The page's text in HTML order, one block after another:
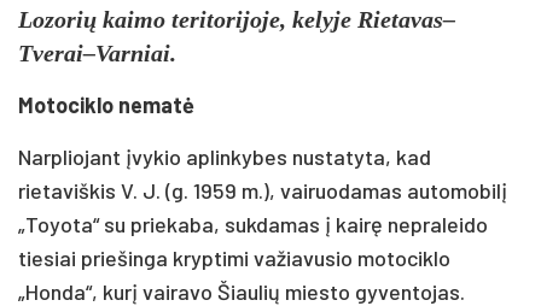
Lozorių kaimo teritorijoje, kelyje Rietavas–
Tverai–Varniai.
Motociklo nematė
Narpliojant įvykio aplinkybes nustatyta, kad
rietaviškis V. J. (g. 1959 m.), vairuodamas automobilį
„Toyota“ su priekaba, sukdamas į kairę nepraleido
tiesiai priešinga kryptimi važiavusio motociklo
„Honda“, kurį vairavo Šiaulių miesto gyventojas.